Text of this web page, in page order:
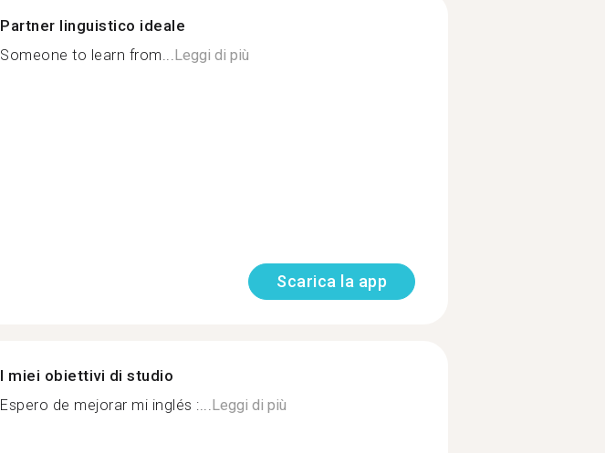
Partner linguistico ideale
Someone to learn from...Leggi di più
Scarica la app
I miei obiettivi di studio
Espero de mejorar mi inglés :...Leggi di più